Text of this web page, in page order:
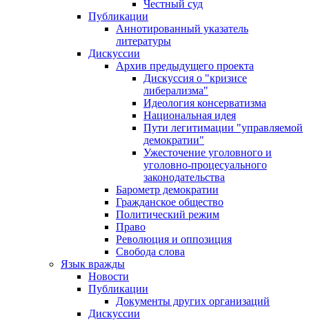
Честный суд
Публикации
Аннотированный указатель
литературы
Дискуссии
Архив предыдущего проекта
Дискуссия о "кризисе
либерализма"
Идеология консерватизма
Национальная идея
Пути легитимации "управляемой
демократии"
Ужесточение уголовного и
уголовно-процесуального
законодательства
Барометр демократии
Гражданское общество
Политический режим
Право
Революция и оппозиция
Свобода слова
Язык вражды
Новости
Публикации
Документы других организаций
Дискуссии